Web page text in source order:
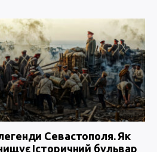
Севастополя. Як
Історичний бульвар